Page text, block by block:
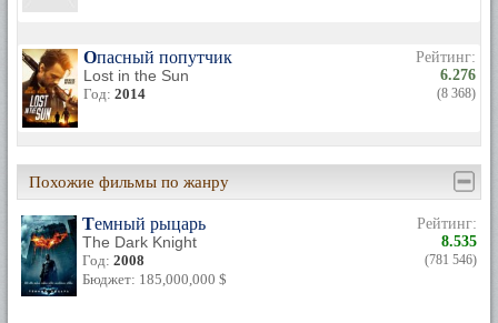
Опасный попутчик
Lost in the Sun
Год: 2014
Рейтинг:
6.276
(8 368)
Похожие фильмы по жанру
Темный рыцарь
The Dark Knight
Год: 2008
Бюджет: 185,000,000 $
Рейтинг:
8.535
(781 546)